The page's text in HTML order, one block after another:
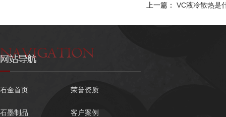
上一篇： VC液冷散热是
石金首页 荣誉资质
石墨制品 客户案例